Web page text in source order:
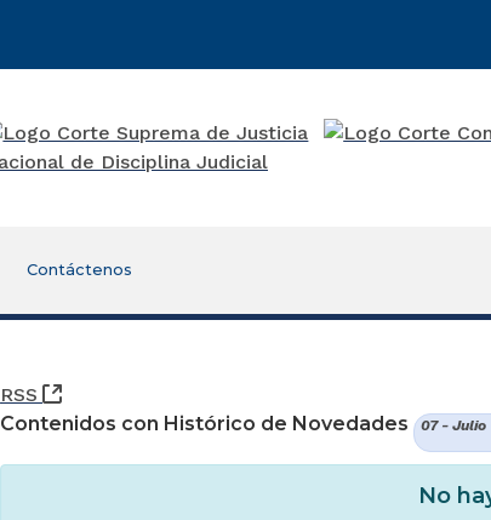
Contáctenos
RSS
(Abre una nueva ventana)
Contenidos con Histórico de Novedades
07 - Julio
No